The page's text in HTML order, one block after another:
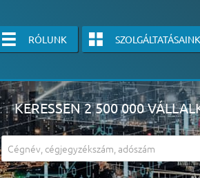
RÓLUNK SZOLGÁLTATÁSAINK
KERESSEN 2 500 000